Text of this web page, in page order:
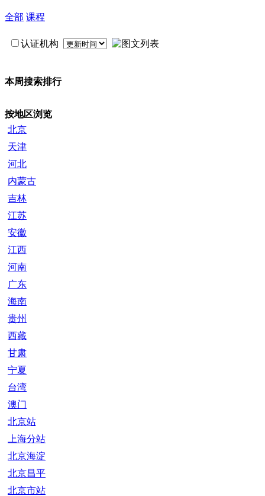
全部 课程
认证机构
本周搜索排行
按地区浏览
北京
天津
河北
内蒙古
吉林
江苏
安徽
江西
河南
广东
海南
贵州
西藏
甘肃
宁夏
台湾
澳门
北京站
上海分站
北京海淀
北京昌平
北京市站